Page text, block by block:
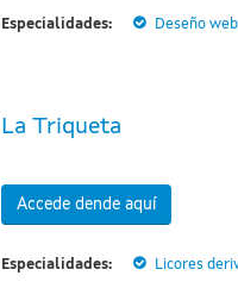
Especialidades: Deseño web
La Triqueta
Accede dende aquí
Especialidades: Licores